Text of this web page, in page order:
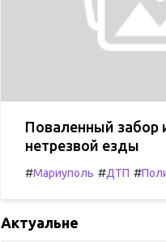
Поваленный забор
нетрезвой езды
#Мариуполь #ДТП #
Актуальне